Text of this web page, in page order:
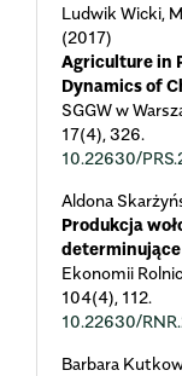
Ludwik Wicki,
(2017)
Agriculture in
Dynamics of
SGGW w
17(4),326.
10.22630/
Aldona
Produkcja
determinujące
Ekonomii
104(4), 112.
10.22630/
Barbara